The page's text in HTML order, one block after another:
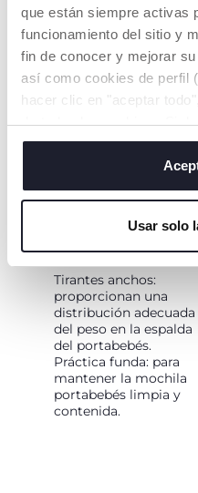
que están siempre activas
funcionamiento del sitio y
fin de conocer y mejorar
así como cookies de perfil
hacer clic en "aceptar
de todas las cookies. Si
o cambiar o revocar el
algunas cookies, haga clic
cerrar este banner, usted
servicio solicitado.Usar solo
anatómico óptimo de
la articulación de la
cadera. Posición en "C"
de la espalda. Soporte
de cabeza y cuello.
CARACTERÍSTICAS
ADICIONALES
Tirantes anchos:
proporcionan una
distribución adecuada
del peso en la espalda
del portabebés.
Práctica funda: para
mantener la mochila
portabebés limpia y
contenida.